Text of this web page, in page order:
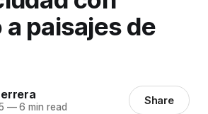
paisajes de
—6 min read Share